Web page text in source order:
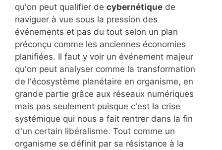
qu'on peut qualifier de cybernétique de
naviguer à vue sous la pression des
événements et pas du tout selon un plan
préconçu comme les anciennes économies
planifiées. Il faut y voir un événement majeur
qu'on peut analyser comme la transformation
de l'écosystème planétaire en organisme, en
grande partie grâce aux réseaux numériques
mais pas seulement puisque c'est la crise
systémique qui nous a fait rentrer dans la fin
d'un certain libéralisme. Tout comme un
organisme se définit par sa résistance à la